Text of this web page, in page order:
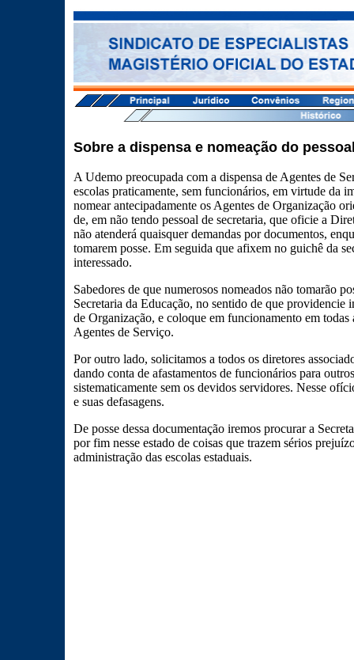
Sobre a dispensa e nomeação do
A Udemo preocupada com a dispensa de Agentes de
escolas praticamente, sem funcionários, em virtude da
nomear antecipadamente os Agentes de Organização
de, em não tendo pessoal de secretaria, que oficie a
não atenderá quaisquer demandas por documentos,
tomarem posse. Em seguida que afixem no guichê da
interessado.
Sabedores de que numerosos nomeados não tomarão
Secretaria da Educação, no sentido de que providencie
de Organização, e coloque em funcionamento em
Agentes de Serviço.
Por outro lado, solicitamos a todos os diretores
dando conta de afastamentos de funcionários para
sistematicamente sem os devidos servidores. Nesse
e suas defasagens.
De posse dessa documentação iremos procurar a
por fim nesse estado de coisas que trazem sérios
administração das escolas estaduais.